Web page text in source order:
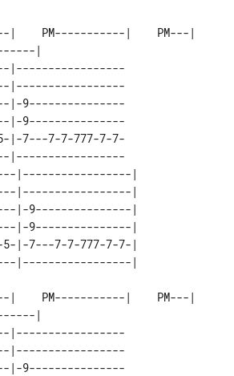
|
|-----------------
|-----------------
|-9---------------
|-9---------------
|-7---7-7-777-7-7-
|-----------------
|-----------------|
|-----------------|
|-9---------------|
|-9---------------|
|-7---7-7-777-7-7-|
|
|-----------------
|-----------------
|-9---------------